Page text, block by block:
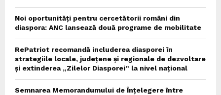
Noi oportunități pentru cercetătorii români din
diaspora: ANC lansează două programe de mobilitate
RePatriot recomandă includerea diasporei în
strategiile locale, județene și regionale de dezvoltare
și extinderea „Zilelor Diasporei” la nivel național
Semnarea Memorandumului de Înțelegere între